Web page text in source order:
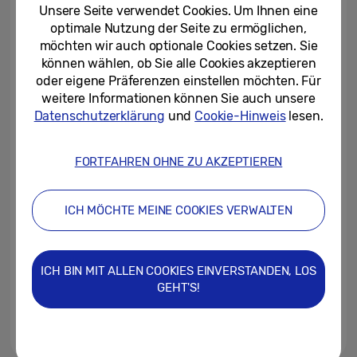
auch im Mietmodell
25/09/2025
Media Alert: Samsung auf der
CES 2026
Samsung stellt seine Vision «AI
zeigt neue Produkte
Oliver´s Rezepte feiern Debüt
auf Samsung Bespoke...
Unsere Seite verwendet Cookies. Um Ihnen eine
optimale Nutzung der Seite zu ermöglichen,
möchten wir auch optionale Cookies setzen. Sie
können wählen, ob Sie alle Cookies akzeptieren
oder eigene Präferenzen einstellen möchten. Für
weitere Informationen können Sie auch unsere
Datenschutzerklärung und Cookie-Hinweislesen.
FORTFAHREN OHNE ZU AKZEPTIEREN
ICH MÖCHTE MEINE COOKIES VERWALTEN
ICH BIN MIT ALLEN COOKIES EINVERSTANDEN, LOS
GEHT'S!